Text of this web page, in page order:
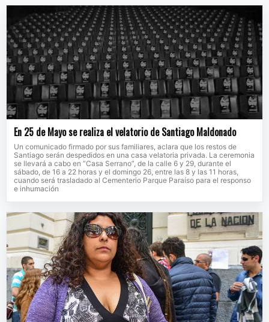
En 25 de Mayo se realiza el velatorio de Santiago Maldonado
Un comunicado firmado por sus familiares, aclara que los restos de
Santiago serán despedidos en una casa velatoria privada. La ceremonia
se llevará a cabo en “Casa Serrano”, de la calle 6 y 29, durante el
sábado, de 16 a 22 horas y el domingo 26, entre las 8 y las 11 horas,
cuando será trasladado al Cementerio Parque Paraíso para el responso
e inhumación